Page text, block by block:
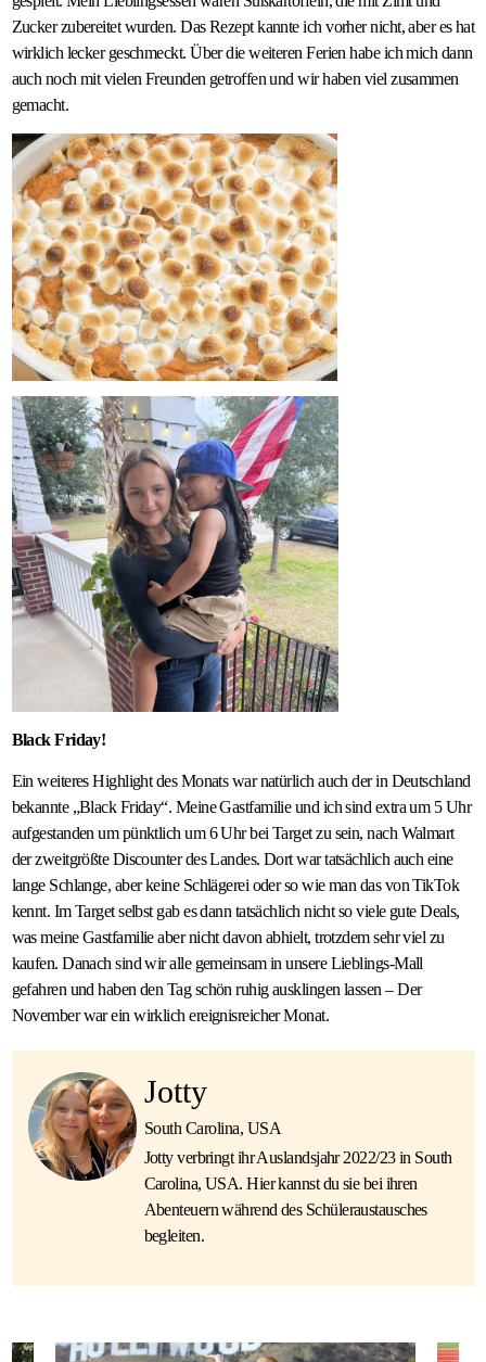
Zucker zubereitet wurden. Das Rezept kannte ich vorher nicht, aber es hat
wirklich lecker geschmeckt. Über die weiteren Ferien habe ich mich dann
auch noch mit vielen Freunden getroffen und wir haben viel zusammen
gemacht.
Black Friday!
Ein weiteres Highlight des Monats war natürlich auch der in Deutschland
bekannte „Black Friday“. Meine Gastfamilie und ich sind extra um 5 Uhr
aufgestanden um pünktlich um 6 Uhr bei Target zu sein, nach Walmart
der zweitgrößte Discounter des Landes. Dort war tatsächlich auch eine
lange Schlange, aber keine Schlägerei oder so wie man das von TikTok
kennt. Im Target selbst gab es dann tatsächlich nicht so viele gute Deals,
was meine Gastfamilie aber nicht davon abhielt, trotzdem sehr viel zu
kaufen. Danach sind wir alle gemeinsam in unsere Lieblings-Mall
gefahren und haben den Tag schön ruhig ausklingen lassen – Der
November war ein wirklich ereignisreicher Monat.
Jotty
South Carolina, USA
Jotty verbringt ihr Auslandsjahr 2022/23 in South
Carolina, USA. Hier kannst du sie bei ihren
Abenteuern während des Schüleraustausches
begleiten.